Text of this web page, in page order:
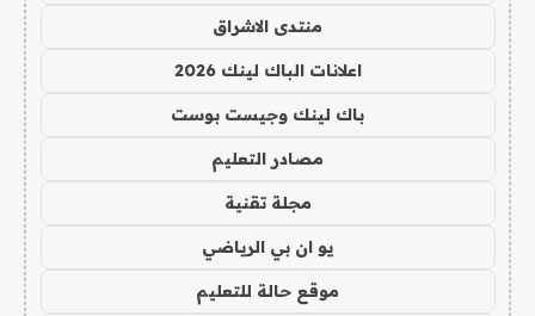
منتدى الاشراق
اعلانات الباك لينك 2026
باك لينك وجيست بوست
مصادر التعليم
مجلة تقنية
يو ان بي الرياضي
موقع حالة للتعليم